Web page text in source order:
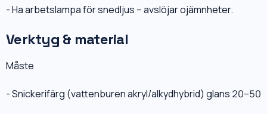
- Ha arbetslampa för snedljus – avslöjar ojämnheter.
Verktyg & material
Måste
- Snickerifärg (vattenburen akryl/alkydhybrid) glans 20–50